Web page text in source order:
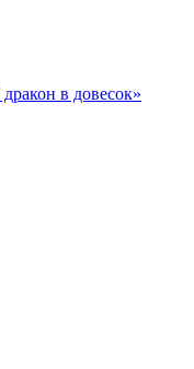
в довесок»